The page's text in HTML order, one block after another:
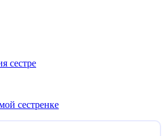
сестре
сестренке